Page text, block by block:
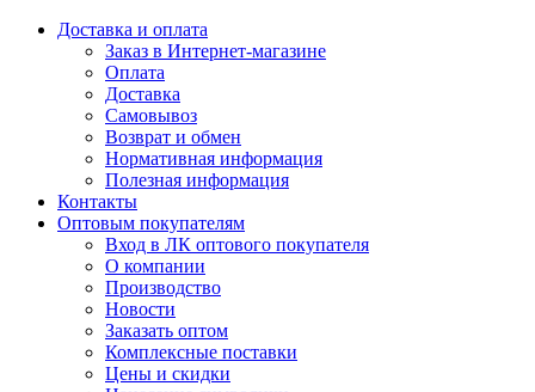
Доставка и оплата
Заказ в Интернет-магазине
Оплата
Доставка
Самовывоз
Возврат и обмен
Нормативная информация
Полезная информация
Контакты
Оптовым покупателям
Вход в ЛК оптового покупателя
О компании
Производство
Новости
Заказать оптом
Комплексные поставки
Цены и скидки